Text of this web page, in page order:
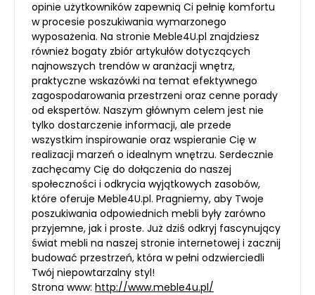
opinie użytkowników zapewnią Ci pełnię komfortu
w procesie poszukiwania wymarzonego
wyposażenia. Na stronie Meble4U.pl znajdziesz
również bogaty zbiór artykułów dotyczących
najnowszych trendów w aranżacji wnętrz,
praktyczne wskazówki na temat efektywnego
zagospodarowania przestrzeni oraz cenne porady
od ekspertów. Naszym głównym celem jest nie
tylko dostarczenie informacji, ale przede
wszystkim inspirowanie oraz wspieranie Cię w
realizacji marzeń o idealnym wnętrzu. Serdecznie
zachęcamy Cię do dołączenia do naszej
społeczności i odkrycia wyjątkowych zasobów,
które oferuje Meble4U.pl. Pragniemy, aby Twoje
poszukiwania odpowiednich mebli były zarówno
przyjemne, jak i proste. Już dziś odkryj fascynujący
świat mebli na naszej stronie internetowej i zacznij
budować przestrzeń, która w pełni odzwierciedli
Twój niepowtarzalny styl!
Strona www: http://www.meble4u.pl/